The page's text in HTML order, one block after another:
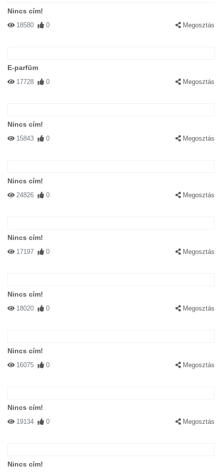
Nincs cím!
18580 0 Megosztás
E-parfüm
17728 0 Megosztás
Nincs cím!
15843 0 Megosztás
Nincs cím!
24826 0 Megosztás
Nincs cím!
17197 0 Megosztás
Nincs cím!
18020 0 Megosztás
Nincs cím!
16075 0 Megosztás
Nincs cím!
19134 0 Megosztás
Nincs cím!